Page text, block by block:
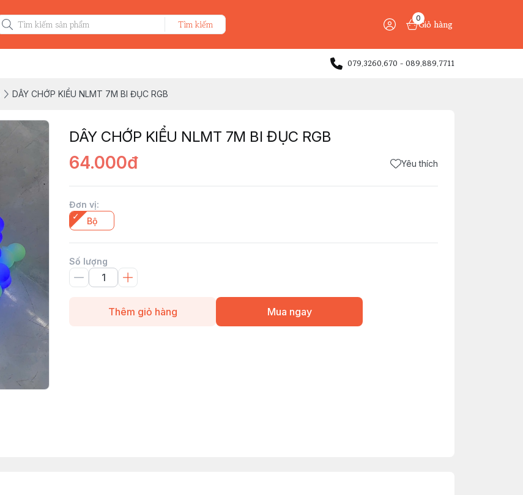
Tìm kiếm
0
Giỏ hàng
079.3260.670 - 089.889.7711
DÂY CHỚP KIỂU NLMT 7M BI ĐỤC RGB
DÂY CHỚP KIỂU NLMT 7M BI ĐỤC RGB
64.000đ Yêu thích
Đơn vị:
Bộ
Số lượng
Thêm giỏ hàng Mua ngay